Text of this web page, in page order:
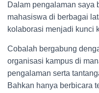
Dalam pengalaman saya
mahasiswa di berbagai
kolaborasi menjadi kunci
Cobalah bergabung
organisasi kampus di
pengalaman serta
Bahkan hanya berbicara